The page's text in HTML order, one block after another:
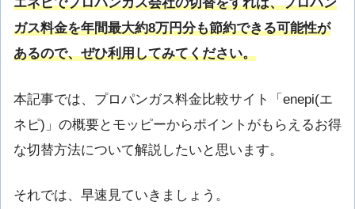
エネピでプロパンガス会社の切替をすれば、プロパン
ガス料金を年間最大約8万円分も節約できる可能性が
あるので、ぜひ利用してみてください。
本記事では、プロパンガス料金比較サイト「enepi(エ
ネピ)」の概要とモッピーからポイントがもらえるお得
な切替方法について解説したいと思います。
それでは、早速見ていきましょう。